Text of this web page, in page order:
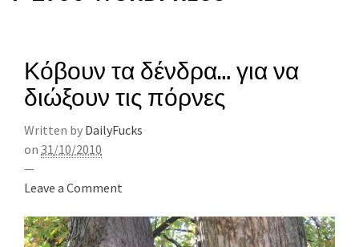
Κόβουν τα δένδρα… για να
διώξουν τις πόρνες
Written by DailyFucks
on 31/10/2010
—
Leave a Comment